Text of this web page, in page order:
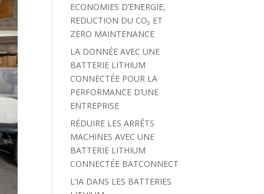
ECONOMIES D’ENERGIE,
REDUCTION DU CO₂ ET
ZERO MAINTENANCE
LA DONNÉE AVEC UNE
BATTERIE LITHIUM
CONNECTÉE POUR LA
PERFORMANCE D’UNE
ENTREPRISE
RÉDUIRE LES ARRÊTS
MACHINES AVEC UNE
BATTERIE LITHIUM
CONNECTÉE BATCONNECT
L’IA DANS LES BATTERIES